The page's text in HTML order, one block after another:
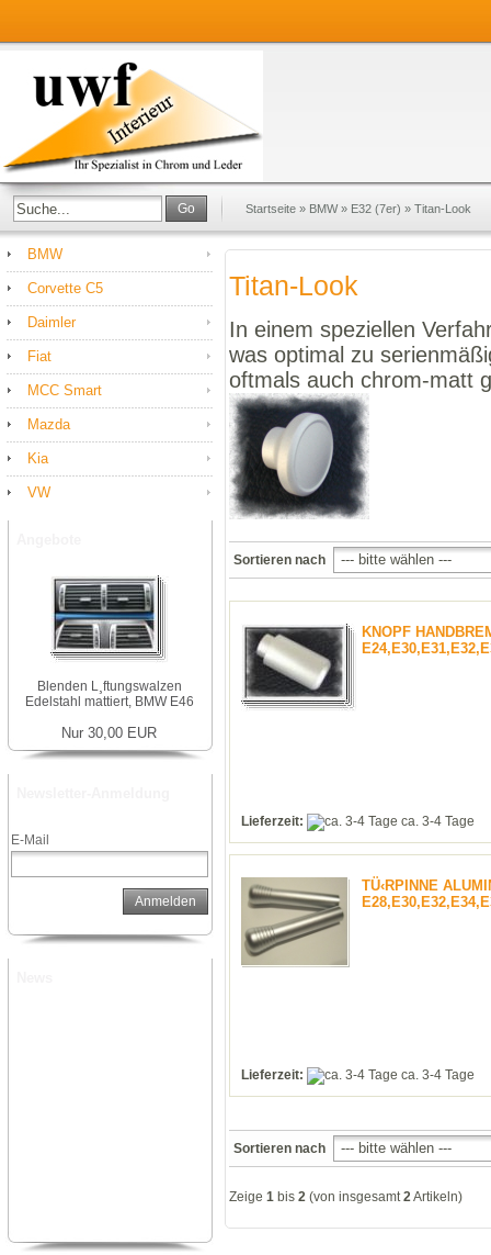
Go Startseite » BMW» E32 (7er) » Titan-Look
BMW
Corvette C5
Daimler
Fiat
MCC Smart
Mazda
Kia
VW
Blenden L¸ftungswalzen
Edelstahl mattiert, BMW E46
Nur 30,00 EUR
E-Mail
Anmelden
Titan-Look
In einem speziellen
was optimal zu
oftmals auch chrom-matt
Sortieren nach
KNOPF
Lieferzeit: ca. 3-4 Tage
TÜ‹RPINNE
Lieferzeit: ca. 3-4 Tage
Sortieren nach
Zeige 1 bis 2 (von insgesamt 2 Artikeln)